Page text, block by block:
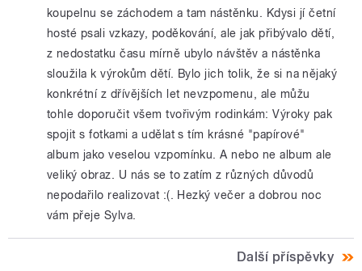
koupelnu se záchodem a tam nástěnku. Kdysi jí četní
hosté psali vzkazy, poděkování, ale jak přibývalo dětí,
z nedostatku času mírně ubylo návštěv a nástěnka
sloužila k výrokům dětí. Bylo jich tolik, že si na nějaký
konkrétní z dřívějších let nevzpomenu, ale můžu
tohle doporučit všem tvořivým rodinkám: Výroky pak
spojit s fotkami a udělat s tím krásné "papírové"
album jako veselou vzpomínku. A nebo ne album ale
veliký obraz. U nás se to zatím z různých důvodů
nepodařilo realizovat :(. Hezký večer a dobrou noc
vám přeje Sylva.
Další příspěvky